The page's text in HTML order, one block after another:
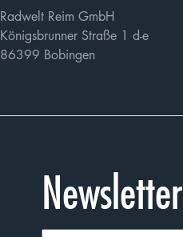
Radwelt Reim GmbH
Königsbrunner Straße 1 d-e
86399 Bobingen
Newsletter